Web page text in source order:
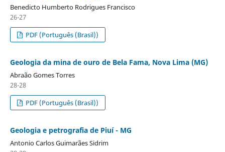
Benedicto Humberto Rodrigues Francisco
26-27
PDF (Português (Brasil))
Geologia da mina de ouro de Bela Fama, Nova Lima (MG)
Abraão Gomes Torres
28-28
PDF (Português (Brasil))
Geologia e petrografia de Piuí - MG
Antonio Carlos Guimarães Sidrim